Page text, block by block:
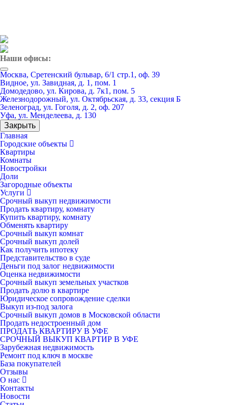
Наши офисы:
Москва, Сретенский бульвар, 6/1 стр.1, оф. 39
Видное, ул. Завидная, д. 1, пом. 1
Домодедово, ул. Кирова, д. 7к1, пом. 5
Железнодорожный, ул. Октябрьская, д. 33, секция Б
Зеленоград, ул. Гоголя, д. 2, оф. 207
Уфа, ул. Менделеева, д. 130
Закрыть
Главная
Городские объекты
Квартиры
Комнаты
Новостройки
Доли
Загородные объекты
Услуги
Срочный выкуп недвижимости
Продать квартиру, комнату
Купить квартиру, комнату
Обменять квартиру
Срочный выкуп комнат
Срочный выкуп долей
Как получить ипотеку
Представительство в суде
Деньги под залог недвижимости
Оценка недвижимости
Срочный выкуп земельных участков
Продать долю в квартире
Юридическое сопровождение сделки
Выкуп из-под залога
Срочный выкуп домов в Московской области
Продать недостроенный дом
ПРОДАТЬ КВАРТИРУ В УФЕ
СРОЧНЫЙ ВЫКУП КВАРТИР В УФЕ
Зарубежная недвижимость
Ремонт под ключ в москве
База покупателей
Отзывы
О нас
Контакты
Новости